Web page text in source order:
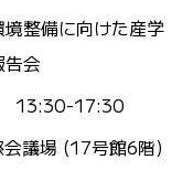
整備に向けた産学
会
13:30-17:30
議場 (17号館6階)